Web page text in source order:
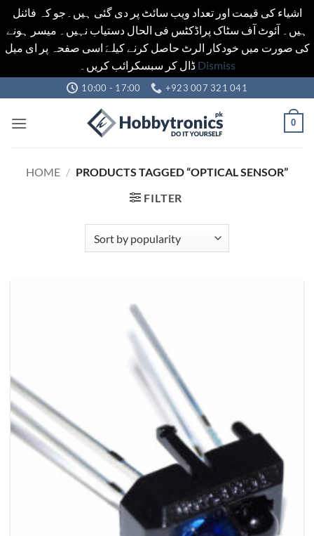
اشیاء کی قیمت اور تعداد ویب سائٹ پر دی گئی ہیں۔جو کہ فائنل
ہیں۔ آئوٹ آف سٹاک پراڈکٹس فی الحال دستیاب نہیں۔ میسر ہونے
کی صورت میں خودکار الرٹ حاصل کرنے کیلےَ اسی صفحہ پر ای میل
ڈال کر سبسکرائب کریں۔ Dismiss
to
content
10:00 - 17:00 +923 007 321 041
0
HOME / PRODUCTS TAGGED “OPTICAL SENSOR”
FILTER